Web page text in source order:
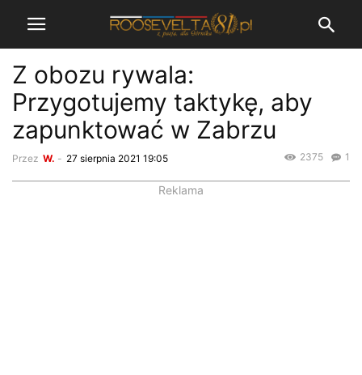
Z obozu rywala:
Przygotujemy taktykę, aby
zapunktować w Zabrzu
Przez W. - 27 sierpnia 2021 19:05 1
2375